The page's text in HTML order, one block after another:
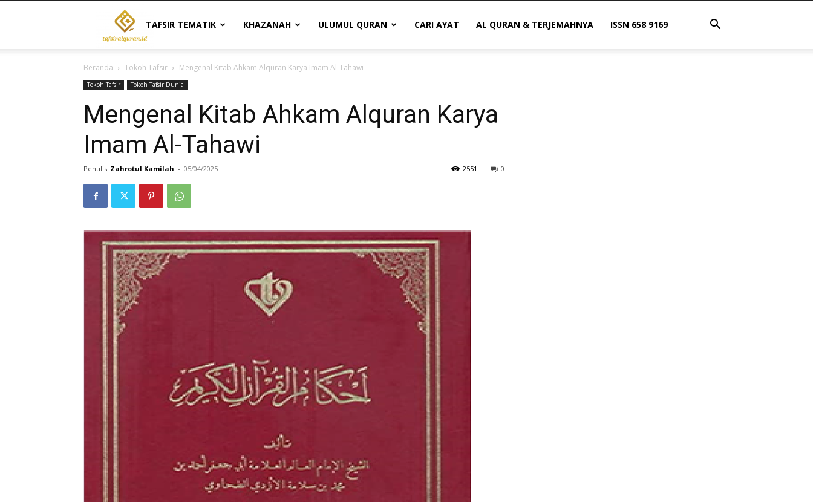
Tafsir
Al
Quran
|
Tafsir
TAFSIR TEMATIK KHAZANAH ULUMUL QURAN CARI AYAT AL QURAN & TERJEMAHNYA ISSN 658 9169
Beranda Tokoh Tafsir Mengenal Kitab Ahkam Alquran Karya Imam Al-Tahawi
Tokoh Tafsir Tokoh Tafsir Dunia
Mengenal Kitab Ahkam Alquran Karya
Imam Al-Tahawi
Penulis Zahrotul Kamilah - 05/04/2025 0
2551